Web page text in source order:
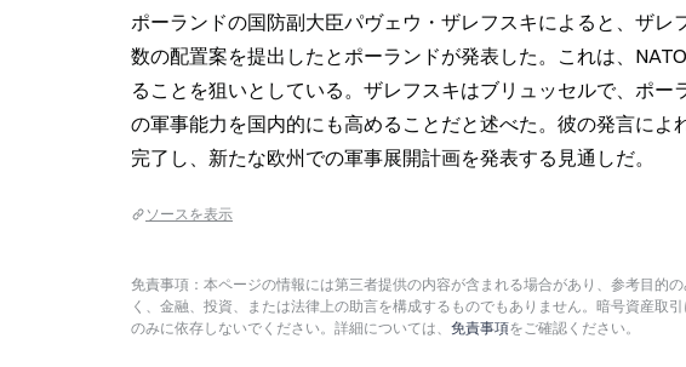
ポーランドの国防副大臣パヴェウ・ザレフスキによると、ザ
数の配置案を提出したとポーランドが発表した。これは、
ることを狙いとしている。ザレフスキはブリュッセルで、ポ
の軍事能力を国内的にも高めることだと述べた。彼の発言に
完了し、新たな欧州での軍事展開計画を発表する見通しだ。
ソースを表示
免責事項：本ページの情報には第三者提供の内容が含まれる場合があり、参考目的
く、金融、投資、または法律上の助言を構成するものでもありません。暗号資産取
のみに依存しないでください。詳細については、 免責事項をご確認ください。